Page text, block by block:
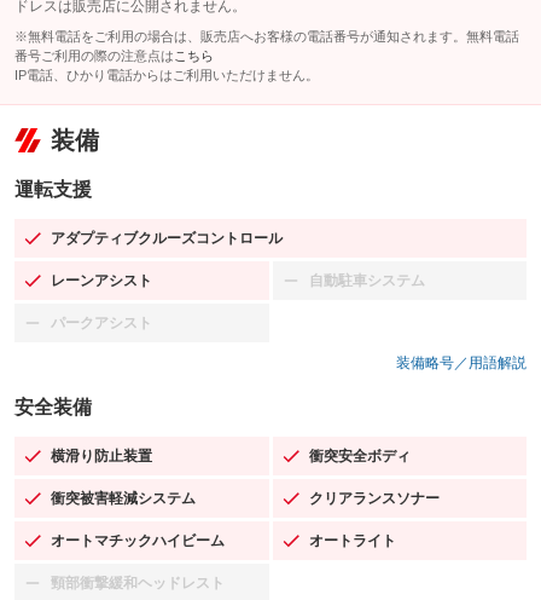
ドレスは販売店に公開されません。
※無料電話をご利用の場合は、販売店へお客様の電話番号が通知されます。無料電話
番号ご利用の際の注意点は こちら
IP電話、ひかり電話からはご利用いただけません。
装備
運転支援
アダプティブクルーズコントロール
：装備あり
レーンアシスト
：装備あり 自動駐車システム
：装備なし
パークアシスト
：装備なし
装備略号／用語解説
安全装備
横滑り防止装置
：装備あり 衝突安全ボディ
：装備あり
衝突被害軽減システム
：装備あり クリアランスソナー
：装備あり
オートマチックハイビーム
：装備あり オートライト
：装備あり
頸部衝撃緩和ヘッドレスト
：装備なし